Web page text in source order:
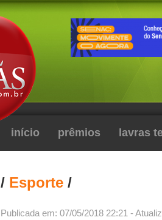
início prêmios lavras
/ Esporte /
Publicada em: 07/05/2018 22:21 -